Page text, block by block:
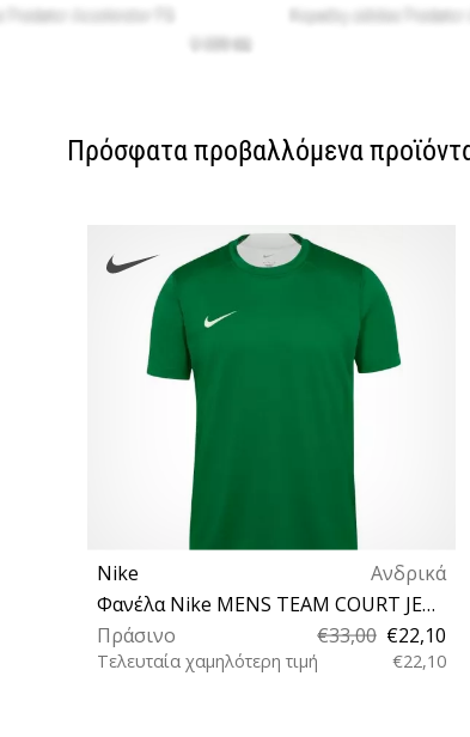
Πρόσφατα προβαλλόμενα
Nike
Ανδρικά
Φανέλα Nike MENS TEAM COURT JERSEY SHORT SLEEVE
Πράσινο
€33,00 €22,10
Τελευταία χαμηλότερη τιμή €22,10